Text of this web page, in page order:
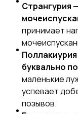
Странгурия
принимает
буквально
маленькие
успевает
позывов.